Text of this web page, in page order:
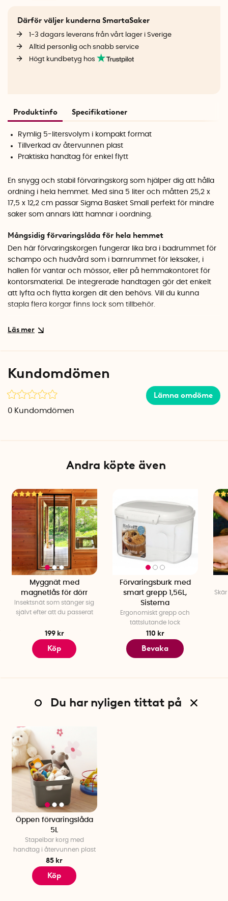
Därför väljer kunderna SmartaSaker
1-3 dagars leverans från vårt lager i Sverige
Alltid personlig och snabb service
Högt kundbetyg hos
Produktinfo Specifikationer
Rymlig 5-litersvolym i kompakt format
Tillverkad av återvunnen plast
Praktiska handtag för enkel flytt
En snygg och stabil förvaringskorg som hjälper dig att hålla
ordning i hela hemmet. Med sina 5 liter och måtten 25,2 x
17,5 x 12,2 cm passar Sigma Basket Small perfekt för mindre
saker som annars lätt hamnar i oordning.
Mångsidig förvaringslåda för hela hemmet
Den här förvaringskorgen fungerar lika bra i badrummet för
schampo och hudvård som i barnrummet för leksaker, i
hallen för vantar och mössor, eller på hemmakontoret för
kontorsmaterial. De integrerade handtagen gör det enkelt
att lyfta och flytta korgen dit den behövs. Vill du kunna
stapla flera korgar finns lock som tillbehör.
Hållbart val i återvunnen plast
gör att den smälter fint in oavsett var du placerar den.
Specifikationer
Volym: 5 liter
Kundomdömen
Lämna omdöme
0 Kundomdömen
Andra köpte även
Myggnät med
magnetlås för dörr
Insektsnät som stänger sig
självt efter att du passerat
199 kr
Köp
Förvaringsburk med
smart grepp 1,56L,
Sistema
Ergonomiskt grepp och
tättslutande lock
110 kr
Bevaka
Du har nyligen tittat på
Öppen förvaringslåda
5L
Stapelbar korg med
handtag i återvunnen plast
85 kr
Köp